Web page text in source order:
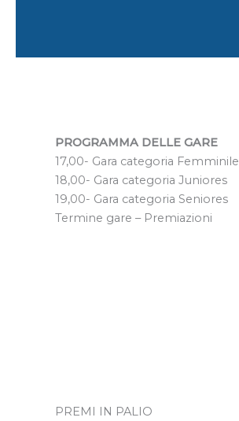
PROGRAMMA DELLE GARE
17,00- Gara categoria Femminile
18,00- Gara categoria Juniores
19,00- Gara categoria Seniores
Termine gare – Premiazioni
PREMI IN PALIO